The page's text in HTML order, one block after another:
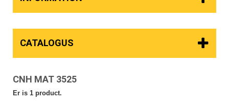
CATALOGUS
CNH MAT 3525
Er is 1 product.